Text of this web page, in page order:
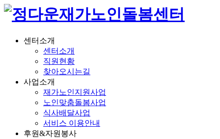
센터소개
센터소개
직원현황
찾아오시는길
사업소개
재가노인지원사업
노인맞춤돌봄사업
식사배달사업
서비스 이용안내
후원&자원봉사